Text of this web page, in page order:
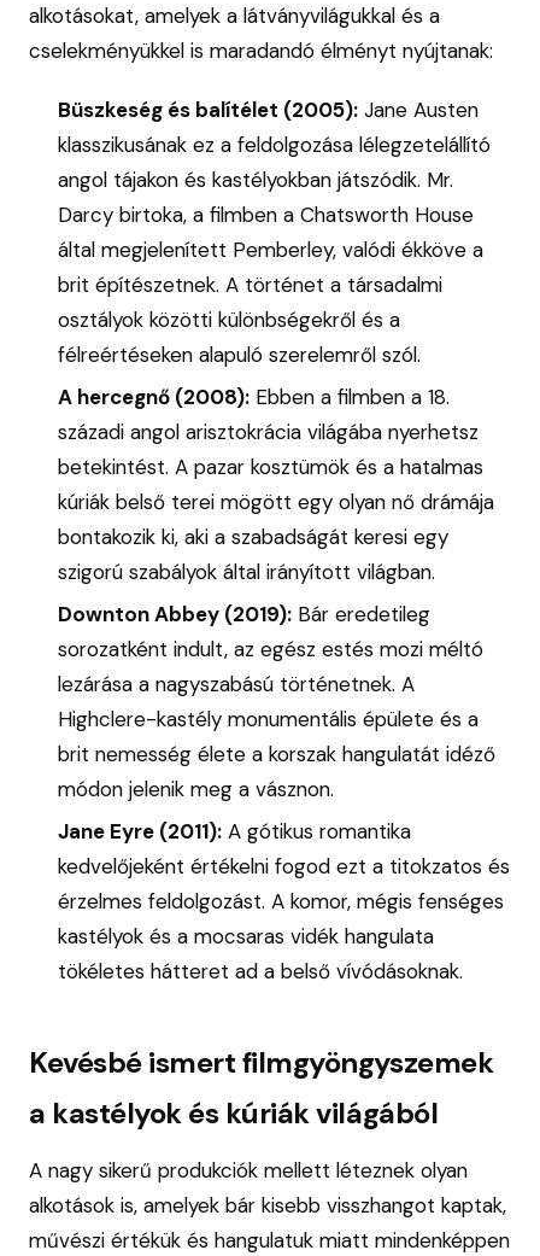
alkotásokat, amelyek a látványvilágukkal és a
cselekményükkel is maradandó élményt nyújtanak:
Büszkeség és balítélet (2005): Jane Austen
klasszikusának ez a feldolgozása lélegzetelállító
angol tájakon és kastélyokban játszódik. Mr.
Darcy birtoka, a filmben a Chatsworth House
által megjelenített Pemberley, valódi ékköve a
brit építészetnek. A történet a társadalmi
osztályok közötti különbségekről és a
félreértéseken alapuló szerelemről szól.
A hercegnő (2008): Ebben a filmben a 18.
századi angol arisztokrácia világába nyerhetsz
betekintést. A pazar kosztümök és a hatalmas
kúriák belső terei mögött egy olyan nő drámája
bontakozik ki, aki a szabadságát keresi egy
szigorú szabályok által irányított világban.
Downton Abbey (2019): Bár eredetileg
sorozatként indult, az egész estés mozi méltó
lezárása a nagyszabású történetnek. A
Highclere-kastély monumentális épülete és a
brit nemesség élete a korszak hangulatát idéző
módon jelenik meg a vásznon.
Jane Eyre (2011): A gótikus romantika
kedvelőjeként értékelni fogod ezt a titokzatos és
érzelmes feldolgozást. A komor, mégis fenséges
kastélyok és a mocsaras vidék hangulata
tökéletes hátteret ad a belső vívódásoknak.
Kevésbé ismert filmgyöngyszemek
a kastélyok és kúriák világából
A nagy sikerű produkciók mellett léteznek olyan
alkotások is, amelyek bár kisebb visszhangot kaptak,
művészi értékük és hangulatuk miatt mindenképpen